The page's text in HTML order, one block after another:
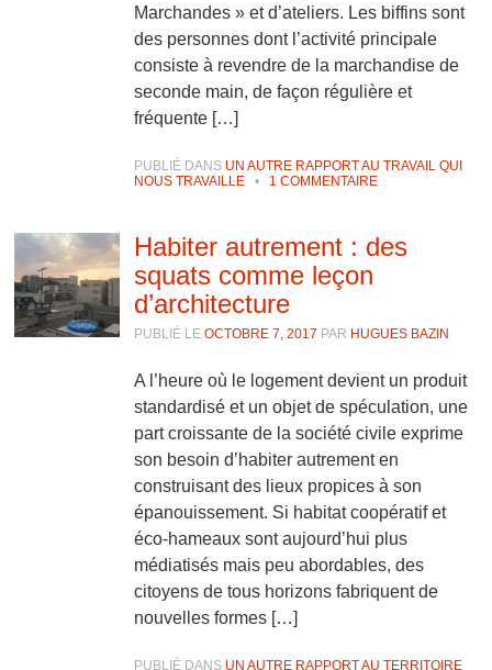
Marchandes » et d’ateliers. Les biffins sont
des personnes dont l’activité principale
consiste à revendre de la marchandise de
seconde main, de façon régulière et
fréquente […]
PUBLIÉ DANS UN AUTRE RAPPORT AU TRAVAIL QUI
NOUS TRAVAILLE
• 1 COMMENTAIRE
Habiter autrement : des
squats comme leçon
d’architecture
PUBLIÉ LE OCTOBRE 7, 2017 PAR HUGUES BAZIN
A l’heure où le logement devient un produit
standardisé et un objet de spéculation, une
part croissante de la société civile exprime
son besoin d’habiter autrement en
construisant des lieux propices à son
épanouissement. Si habitat coopératif et
éco-hameaux sont aujourd’hui plus
médiatisés mais peu abordables, des
citoyens de tous horizons fabriquent de
nouvelles formes […]
PUBLIÉ DANS UN AUTRE RAPPORT AU TERRITOIRE